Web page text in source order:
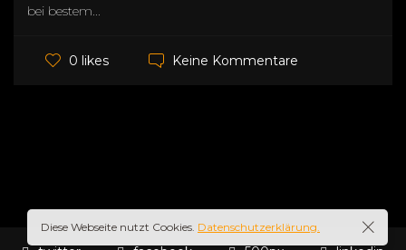
bei bestem...
0 likes Keine Kommentare
Diese Webseite nutzt Cookies. Datenschutzerklärung.